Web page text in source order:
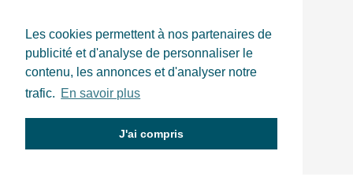
Les cookies permettent à nos partenaires de
publicité et d'analyse de personnaliser le
contenu, les annonces et d'analyser notre
trafic. En savoir plus
J'ai compris